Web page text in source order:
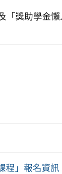
「獎助學金
程」報名資訊